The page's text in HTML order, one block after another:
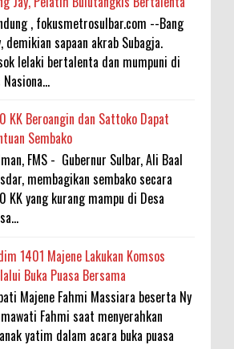
, fokusmetrosulbar.com --Bang
demikian sapaan akrab Subagja.
lelaki bertalenta dan mumpuni di
KK Beroangin dan Sattoko Dapat
Sembako
FMS - Gubernur Sulbar, Ali Baal
membagikan sembako secara
KK yang kurang mampu di Desa
1401 Majene Lakukan Komsos
Buka Puasa Bersama
Majene Fahmi Massiara beserta Ny
Fahmi saat menyerahkan
yatim dalam acara buka puasa